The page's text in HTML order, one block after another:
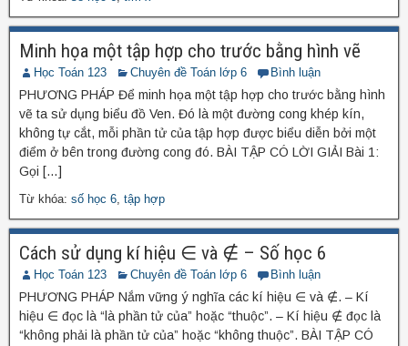
Minh họa một tập hợp cho trước bằng hình vẽ
Học Toán 123 Chuyên đề Toán lớp 6 Bình luận
PHƯƠNG PHÁP Để minh họa một tập hợp cho trước bằng hình
vẽ ta sử dụng biểu đồ Ven. Đó là một đường cong khép kín,
không tự cắt, mỗi phần tử của tập hợp được biểu diễn bởi một
điểm ở bên trong đường cong đó. BÀI TẬP CÓ LỜI GIẢI Bài 1:
Gọi […]
Từ khóa: số học 6, tập hợp
Cách sử dụng kí hiệu ∈ và ∉ – Số học 6
Học Toán 123 Chuyên đề Toán lớp 6 Bình luận
PHƯƠNG PHÁP Nắm vững ý nghĩa các kí hiệu ∈ và ∉. – Kí
hiệu ∈ đọc là “là phần tử của” hoặc “thuộc”. – Kí hiệu ∉ đọc là
“không phải là phần tử của” hoặc “không thuộc”. BÀI TẬP CÓ